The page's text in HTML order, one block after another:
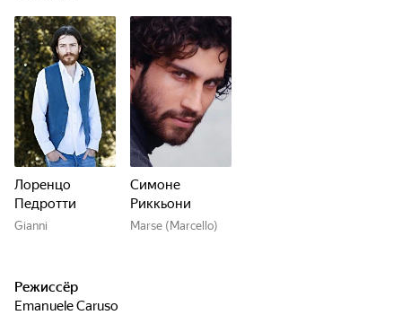
Лоренцо
Педротти
Gianni
Симоне
Риккьони
Marse (Marcello)
Режиссёр
Emanuele Caruso